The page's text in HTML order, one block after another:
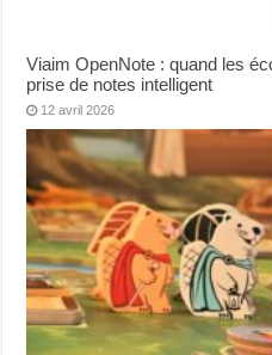
Viaim OpenNote : quand les
prise de notes intelligent
12 avril 2026